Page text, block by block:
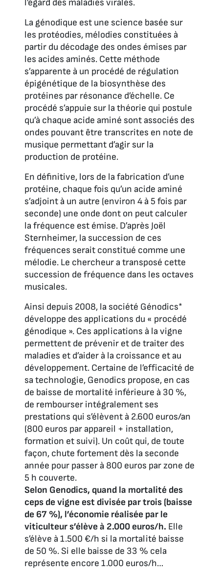
l’égard des maladies virales.
La génodique est une science basée sur
les protéodies, mélodies constituées à
partir du décodage des ondes émises par
les acides aminés. Cette méthode
s’apparente à un procédé de régulation
épigénétique de la biosynthèse des
protéines par résonance d’échelle. Ce
procédé s’appuie sur la théorie qui postule
qu’à chaque acide aminé sont associés des
ondes pouvant être transcrites en note de
musique permettant d’agir sur la
production de protéine.
En définitive, lors de la fabrication d’une
protéine, chaque fois qu’un acide aminé
s’adjoint à un autre (environ 4 à 5 fois par
seconde) une onde dont on peut calculer
la fréquence est émise. D’après Joël
Sternheimer, la succession de ces
fréquences serait constitué comme une
mélodie. Le chercheur a transposé cette
succession de fréquence dans les octaves
musicales.
Ainsi depuis 2008, la société Génodics*
développe des applications du « procédé
génodique ». Ces applications à la vigne
permettent de prévenir et de traiter des
maladies et d’aider à la croissance et au
développement. Certaine de l’efficacité de
sa technologie, Genodics propose, en cas
de baisse de mortalité inférieure à 30 %,
de rembourser intégralement ses
prestations qui s’élèvent à 2.600 euros/an
(800 euros par appareil + installation,
formation et suivi). Un coût qui, de toute
façon, chute fortement dès la seconde
année pour passer à 800 euros par zone de
5 h couverte.
Selon Genodics, quand la mortalité des
ceps de vigne est divisée par trois (baisse
de 67 %), l’économie réalisée par le
viticulteur s’élève à 2.000 euros/h. Elle
s’élève à 1.500 €/h si la mortalité baisse
de 50 %. Si elle baisse de 33 % cela
représente encore 1.000 euros/h…